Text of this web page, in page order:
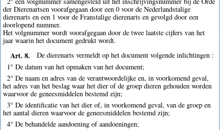
der Dierenartsen voorafgegaan door een 0 voor de Nederlandstalige
dierenarts en een 1 voor de Franstalige dierenarts en gevolgd door een
doorlopend nummer.
Het volgnummer wordt voorafgegaan door de twee laatste cijfers van het
jaar waarin het document gedrukt wordt.
Art. 8.
De dierenarts vermeldt op het document volgende inlichtingen :
1° De datum van het opmaken van het document;
2° De naam en adres van de verantwoordelijke en, in voorkomend geval,
het adres van het beslag waar het dier of de groep dieren gehouden worden
waarvoor de geneesmiddelen bestemd zijn;
3° De identificatie van het dier of, in voorkomend geval, van de groep en
het aantal dieren waarvoor de geneesmiddelen bestemd zijn;
4° De behandelde aandoening of aandoeningen;